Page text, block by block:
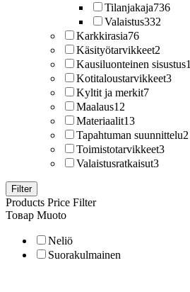
Tilanjakaja736
Valaistus332
Karkkirasia76
Käsityötarvikkeet2
Kausiluonteinen sisustus1
Kotitaloustarvikkeet3
Kyltit ja merkit7
Maalaus12
Materiaalit13
Tapahtuman suunnittelu2
Toimistotarvikkeet3
Valaistusratkaisut3
Filter
Products Price Filter
Товар Muoto
Neliö
Suorakulmainen